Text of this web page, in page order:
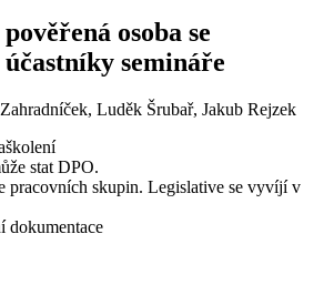
osoba se
semináře
Luděk Šrubař, Jakub Rejzek
stat DPO.
pracovních skupin. Legislative se vyvíjí v
dokumentace